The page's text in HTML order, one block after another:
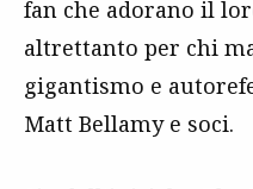
fan che adorano il
altrettanto per chi
gigantismo e
Matt Bellamy e soci.